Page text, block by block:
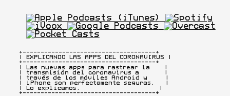
+-------------------------------------+
| EXPLICANDO LAS APPS DEL CORONAVIRUS |
+-------------------------------------+
| Las nuevas apps para rastrear la    |
| transmisión del coronavirus a       |
| través de los móviles Android y     |
| iPhone son perfectamente seguras.   |
| Lo explicamos.                      |
+-------------------------------------+